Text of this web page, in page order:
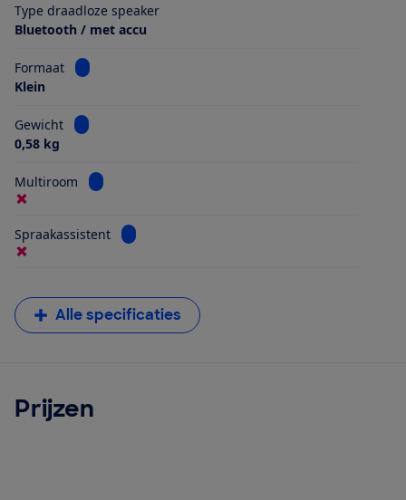
Type draadloze speaker
Bluetooth / met accu
Formaat
Bekijk informatie voor Formaat
Klein
Gewicht
Bekijk informatie voor Gewicht
0,58 kg
Multiroom Bekijk informatie voor Multiroom
Spraakassistent Bekijk informatie voor Spraakassistent
Alle specificaties
Prijzen